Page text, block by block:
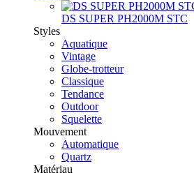
DS SUPER PH2000M STC
Styles
Aquatique
Vintage
Globe-trotteur
Classique
Tendance
Outdoor
Squelette
Mouvement
Automatique
Quartz
Matériau